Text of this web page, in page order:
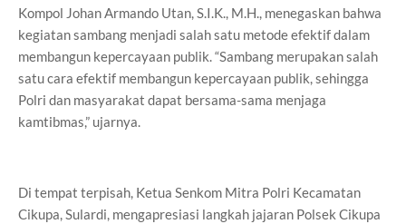
Kompol Johan Armando Utan, S.I.K., M.H., menegaskan bahwa
kegiatan sambang menjadi salah satu metode efektif dalam
membangun kepercayaan publik. “Sambang merupakan salah
satu cara efektif membangun kepercayaan publik, sehingga
Polri dan masyarakat dapat bersama-sama menjaga
kamtibmas,” ujarnya.
Di tempat terpisah, Ketua Senkom Mitra Polri Kecamatan
Cikupa, Sulardi, mengapresiasi langkah jajaran Polsek Cikupa